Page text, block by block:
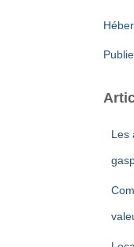
Les